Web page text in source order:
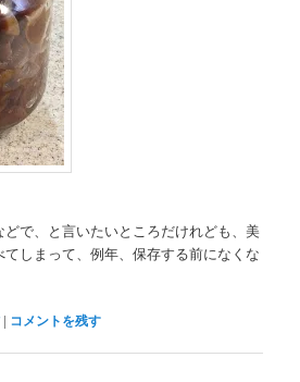
で、と言いたいところだけれども、美
しまって、例年、保存する前になくな
| コメントを残す